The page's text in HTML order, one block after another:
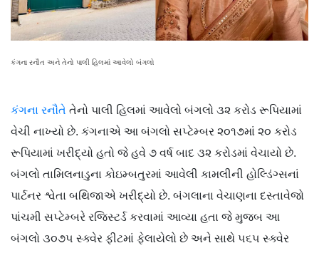
કંગના રનૌત અને તેનો પાલી હિલમાં આવેલો બંગલો
કંગના રનૌતે તેનો પાલી હિલમાં આવેલો બંગલો ૩૨ કરોડ રૂપિયામાં
વેચી નાખ્યો છે. કંગનાએ આ બંગલો સપ્ટેમ્બર ૨૦૧૭માં ૨૦ કરોડ
રૂપિયામાં ખરીદ્યો હતો જે હવે ૭ વર્ષ બાદ ૩૨ કરોડમાં વેચાયો છે.
બંગલો તામિલનાડુના કોઇમ્બતુરમાં આવેલી કામલીની હોલ્ડિંગ્સનાં
પાર્ટનર શ્વેતા બથિજાએ ખરીદ્યો છે. બંગલાના વેચાણના દસ્તાવેજો
પાંચમી સપ્ટેમ્બરે રજિસ્ટર્ડ કરવામાં આવ્યા હતા જે મુજબ આ
બંગલો ૩૦૭૫ સ્ક્વેર ફીટમાં ફેલાયેલો છે અને સાથે ૫૬૫ સ્ક્વેર